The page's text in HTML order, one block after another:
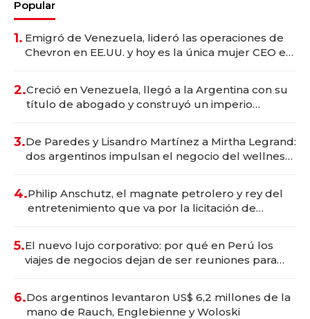
Popular
1. Emigró de Venezuela, lideró las operaciones de
Chevron en EE.UU. y hoy es la única mujer CEO en
2.Creció en Venezuela, llegó a la Argentina con su
título de abogado y construyó un imperio
3.De Paredes y Lisandro Martínez a Mirtha Legrand:
dos argentinos impulsan el negocio del wellness
4.Philip Anschutz, el magnate petrolero y rey del
entretenimiento que va por la licitación de
5.El nuevo lujo corporativo: por qué en Perú los
viajes de negocios dejan de ser reuniones para
6.Dos argentinos levantaron US$ 6,2 millones de la
mano de Rauch, Englebienne y Woloski